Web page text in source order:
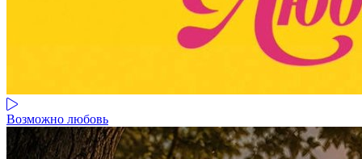
Возможно любовь